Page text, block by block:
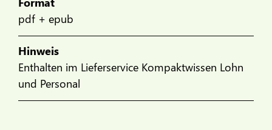
pdf + epub
Hinweis
Enthalten im Lieferservice Kompaktwissen Lohn
und Personal